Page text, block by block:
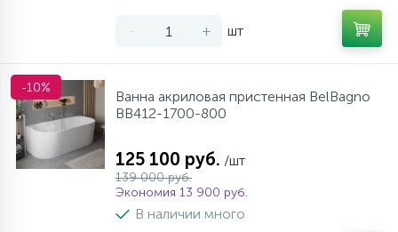
- + шт
-10%
Ванна акриловая пристенная BelBagno
BB412-1700-800
125 100 руб. /шт
139 000 руб.
Экономия 13 900 руб.
В наличии много